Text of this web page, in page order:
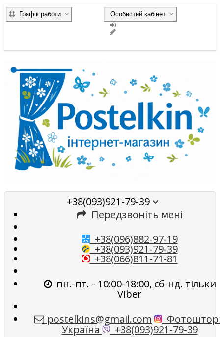
Особистий кабінет
Графік работи
+38(093)921-79-39
Передзвоніть мені
+38(096)882-97-19
+38(093)921-79-39
+38(066)811-71-81
пн.-пт. - 10:00-18:00, сб-нд. тільки
Viber
postelkins@gmail.com
Україна +38(093)921-79-39